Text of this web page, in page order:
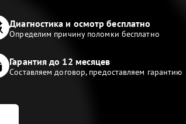
Диагностика и осмотр бесплатно
Определим причину поломки бесплатно
Гарантия до 12 месяцев
Составляем договор, предоставляем гарантию